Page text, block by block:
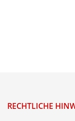
RECHTLICHE